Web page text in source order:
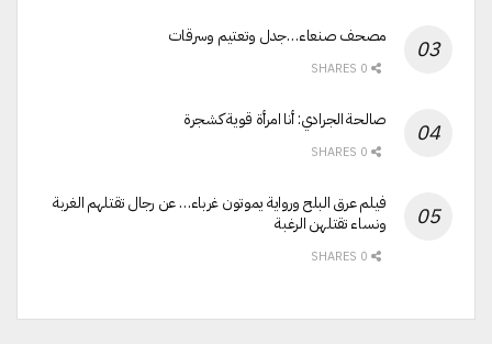
مصحف صنعاء…جدل وتعتيم وسرقات
صالحة الجرادي: أنا امرأة قوية كشجرة
فيلم عرق البلح ورواية يموتون غرباء… عن رجال تقتلهم الغربة
ونساء تقتلهن الرغبة